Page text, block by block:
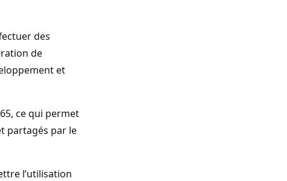
des
de
et
ce qui permet
partagés par le
l’utilisation